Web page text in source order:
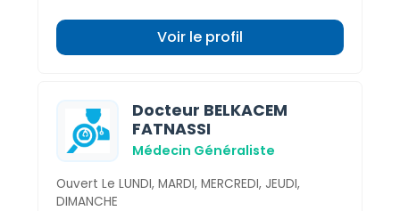
Voir le profil
Docteur BELKACEM
FATNASSI
Médecin Généraliste
Ouvert Le LUNDI, MARDI, MERCREDI, JEUDI,
DIMANCHE